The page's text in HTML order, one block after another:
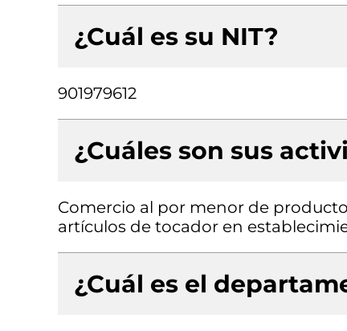
¿Cuál es su NIT?
901979612
¿Cuáles son sus
Comercio al por menor de
artículos de tocador en
¿Cuál es el